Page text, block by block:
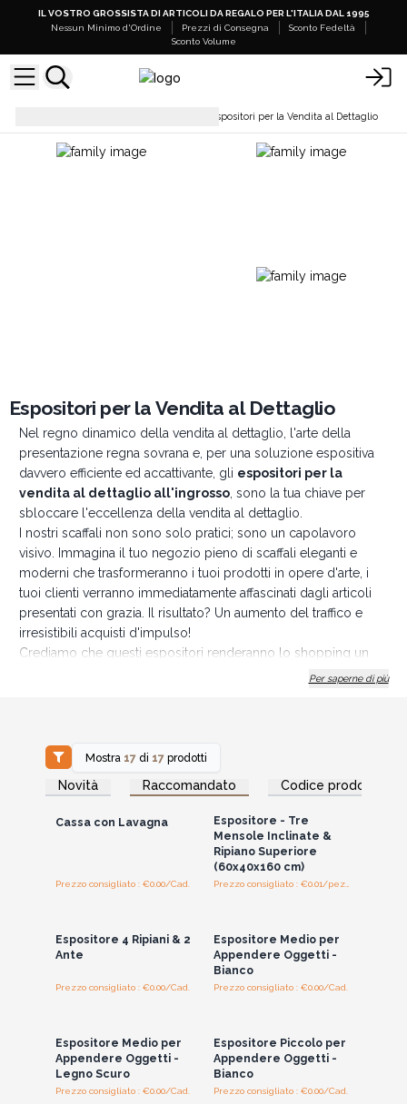
IL VOSTRO GROSSISTA DI ARTICOLI DA REGALO PER L'ITALIA DAL 1995
Nessun Minimo d'Ordine
Prezzi di Consegna
Sconto Fedeltà
Sconto Volume
Espositori per la Vendita al Dettaglio
Espositori per la Vendita al Dettaglio
Nel regno dinamico della vendita al dettaglio, l'arte della
presentazione regna sovrana e, per una soluzione espositiva
davvero efficiente ed accattivante, gli espositori per la
vendita al dettaglio all'ingrosso, sono la tua chiave per
sbloccare l'eccellenza della vendita al dettaglio.
I nostri scaffali non sono solo pratici; sono un capolavoro
visivo. Immagina il tuo negozio pieno di scaffali eleganti e
moderni che trasformeranno i tuoi prodotti in opere d'arte, i
tuoi clienti verranno immediatamente affascinati dagli articoli
presentati con grazia. Il risultato? Un aumento del traffico e
irresistibili acquisti d'impulso!
Crediamo che questi espositori renderanno lo shopping un
gioco da ragazzi per i tuoi clienti, mentre esplorano il tuo
Scopri la magia dell'espositore per candele & 2 ripiani, la
versatilità del vassoio a 6 scomparti e la funzionalità del
sender appendiabiti & ripiani.
gli espositori vengono venduti vuoti. I prodotti sono
solo a scopo illustrativo.
poiché alcuni articoli di questa gamma di
prodotti sono classificati come di grandi dimensioni,
casi potrebbe essere richiesto un costo di spedizione
Trasforma il tuo negozio oggi stesso, e lascia che questi
espositori facciano miracoli.
Per saperne di più
Mostra 17 di 17 prodotti
Novità Raccomandato Codice prodotto
Accedi per vedere
i prezzi all'ingrosso
Cassa con Lavagna
Prezzo consigliato : €0.00/Cad.
Accedi per vedere
i prezzi all'ingrosso
Espositore - Tre
Mensole Inclinate &
Ripiano Superiore
(60x40x160 cm)
Prezzo consigliato : €0.01/pezzo
Espositore 4 Ripiani & 2
Ante
Prezzo consigliato : €0.00/Cad.
Espositore Medio per
Appendere Oggetti -
Bianco
Prezzo consigliato : €0.00/Cad.
Espositore Medio per
Appendere Oggetti -
Legno Scuro
Prezzo consigliato : €0.00/Cad.
Espositore Piccolo per
Appendere Oggetti -
Bianco
Prezzo consigliato : €0.00/Cad.